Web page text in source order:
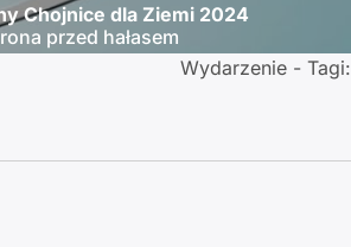
Chojnice dla Ziemi 2024
przed hałasem
Wydarzenie - Tagi: